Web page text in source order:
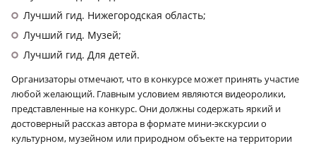
Лучший гид. Нижегородская область;
Лучший гид. Музей;
Лучший гид. Для детей.
Организаторы отмечают, что в конкурсе может принять участие
любой желающий. Главным условием являются видеоролики,
представленные на конкурс. Они должны содержать яркий и
достоверный рассказ автора в формате мини-экскурсии о
культурном, музейном или природном объекте на территории